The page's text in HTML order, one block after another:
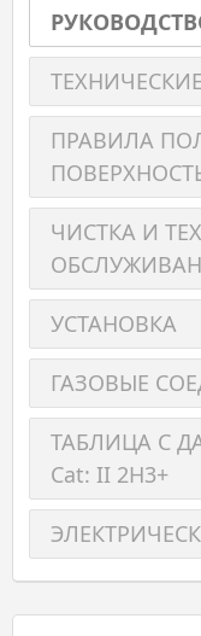
ПРАВИЛА
ЧИСТКА И
УСТАНОВКА
ГАЗОВЫЕ
ТАБЛИЦА С
Cat: II 2H3+